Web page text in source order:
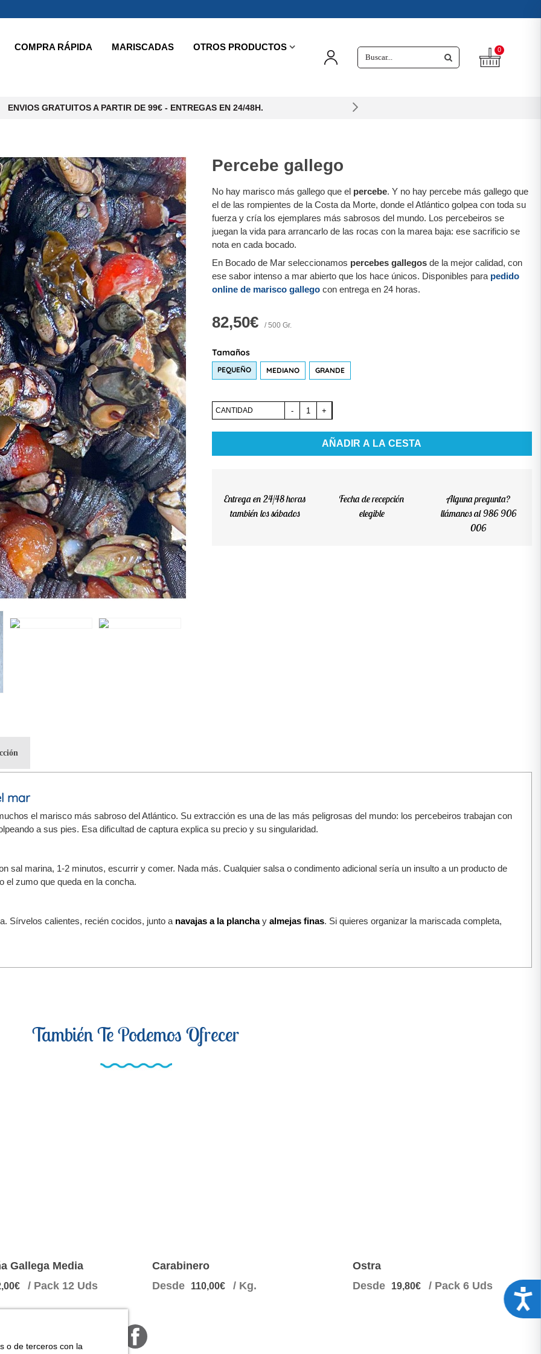
o de terceros con la
COMPRA RÁPIDA MARISCADAS
OTROS PRODUCTOS
0
ENVIOS GRATUITOS A PARTIR DE 99€ - ENTREGAS EN 24/48H.
Percebe gallego
No hay marisco más gallego que el percebe. Y no hay percebe más gallego que
el de las rompientes de la Costa da Morte, donde el Atlántico golpea con toda su
fuerza y cría los ejemplares más sabrosos del mundo. Los percebeiros se
juegan la vida para arrancarlo de las rocas con la marea baja: ese sacrificio se
nota en cada bocado.
En Bocado de Mar seleccionamos percebes gallegosde la mejor calidad, con
ese sabor intenso a mar abierto que los hace únicos. Disponibles para pedido
online de marisco gallegocon entrega en 24 horas.
82,50€ / 500 Gr.
Tamaños
PEQUEÑO MEDIANO GRANDE
CANTIDAD - +
AÑADIR A LA CESTA
Entrega en 24/48 horas
también los sábados
Fecha de recepción
elegible
Alguna pregunta?
llámanos al 986 906
006
mar
el marisco más sabroso del Atlántico. Su extracción es una de las más peligrosas del mundo: los percebeiros trabajan con
a sus pies. Esa dificultad de captura explica su precio y su singularidad.
sal marina, 1-2 minutos, escurrir y comer. Nada más. Cualquier salsa o condimento adicional sería un insulto a un producto de
el zumo que queda en la concha.
Sírvelos calientes, recién cocidos, junto a navajas a la planchay almejas finas. Si quieres organizar la mariscada completa,
También Te Podemos Ofrecer
Gallega Media
/ Pack 12 Uds
Carabinero
Desde
110,00€ / Kg.
Ostra
Desde
19,80€ / Pack 6 Uds